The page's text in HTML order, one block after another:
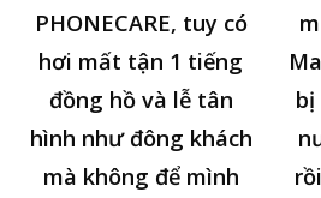
PHONECARE, tuy có
hơi mất tận 1 tiếng
đồng hồ và lễ tân
hình như đông khách
mà không để mình
bị